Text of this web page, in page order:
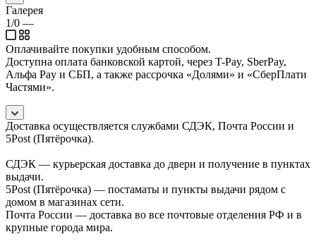
Галерея
1/0 —
Оплачивайте покупки удобным способом.
Доступна оплата банковской картой, через T-Pay, SberPay,
Альфа Pay и СБП, а также рассрочка «Долями» и «СберПлати
Частями».
Доставка осуществляется службами СДЭК, Почта России и
5Post (Пятёрочка).
СДЭК — курьерская доставка до двери и получение в пунктах
выдачи.
5Post (Пятёрочка) — постаматы и пункты выдачи рядом с
домом в магазинах сети.
Почта России — доставка во все почтовые отделения РФ и в
крупные города мира.